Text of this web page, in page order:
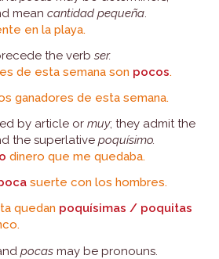
mean cantidad pequeña.
en la playa.
the verb ser.
de esta semana son pocos.
ganadores de esta semana.
by article or muy; they admit the
the superlative poquísimo.
dinero que me quedaba.
suerte con los hombres.
quedan poquísimas / poquitas
pocas may be pronouns.